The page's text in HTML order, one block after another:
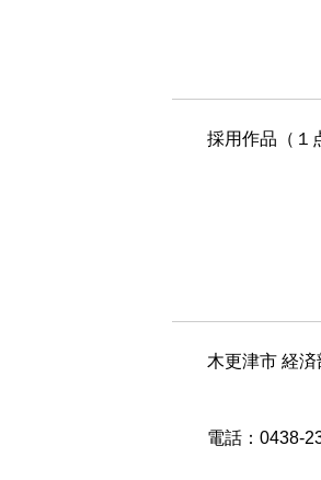
採用作品（１
木更津市 経
電話：0438-